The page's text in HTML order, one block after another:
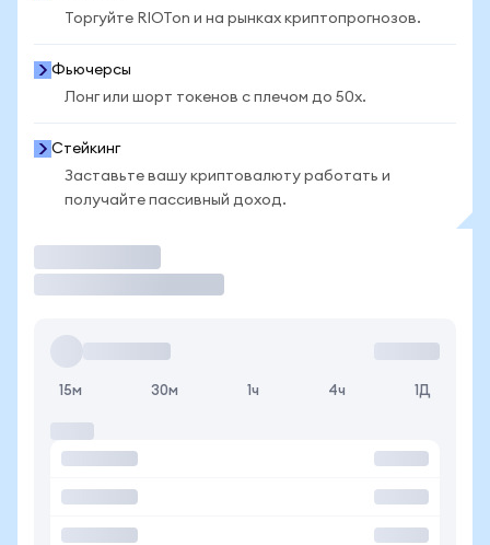
Торгуйте RIOTon и на рынках криптопрогнозов.
Фьючерсы
Лонг или шорт токенов с плечом до 50x.
Стейкинг
Заставьте вашу криптовалюту работать и
получайте пассивный доход.
15м 30м 1ч 4ч 1Д